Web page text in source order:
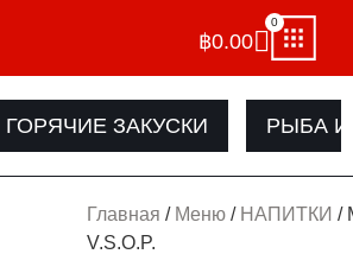
฿0.00
0
ГОРЯЧИЕ ЗАКУСКИ РЫБА
Главная / Меню / НАПИТКИ /
V.S.O.P.